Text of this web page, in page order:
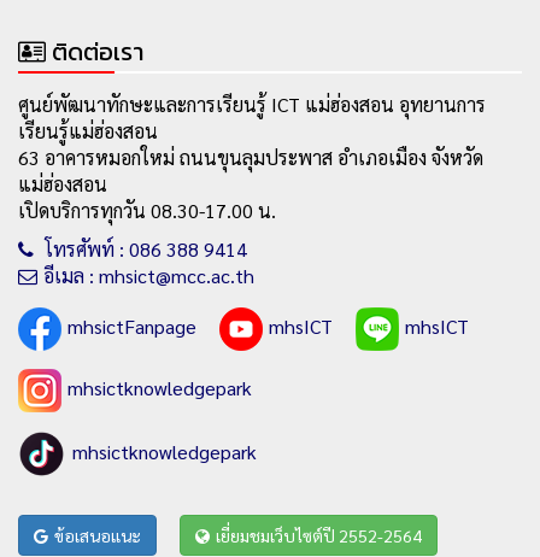
ติดต่อเรา
ศูนย์พัฒนาทักษะและการเรียนรู้ ICT แม่ฮ่องสอน อุทยานการ
เรียนรู้แม่ฮ่องสอน
63 อาคารหมอกใหม่ ถนนขุนลุมประพาส อำเภอเมือง จังหวัด
แม่ฮ่องสอน
เปิดบริการทุกวัน 08.30-17.00 น.
โทรศัพท์ : 086 388 9414
อีเมล : mhsict@mcc.ac.th
mhsictFanpage
mhsICT mhsICT
mhsictknowledgepark
mhsictknowledgepark
ข้อเสนอแนะ เยี่ยมชมเว็บไซต์ปี 2552-2564